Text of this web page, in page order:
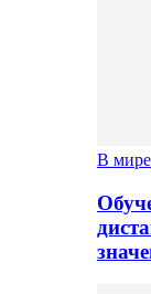
В мире